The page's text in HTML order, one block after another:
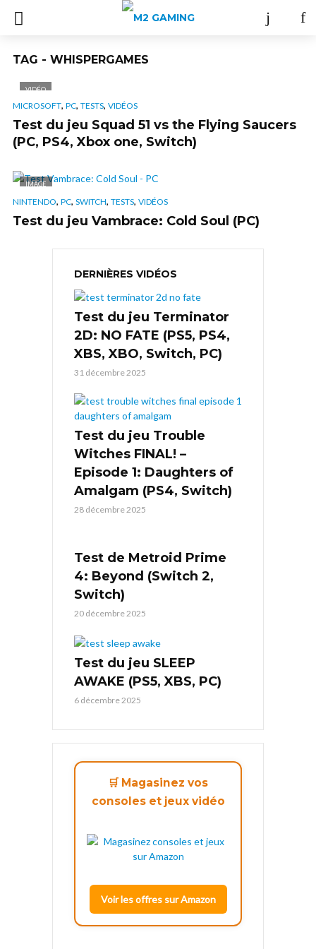
TAG - WHISPERGAMES
VIDÉO
MICROSOFT, PC, TESTS, VIDÉOS
Test du jeu Squad 51 vs the Flying Saucers
(PC, PS4, Xbox one, Switch)
IMAGE
NINTENDO, PC, SWITCH, TESTS, VIDÉOS
Test du jeu Vambrace: Cold Soul (PC)
DERNIÈRES VIDÉOS
Test du jeu Terminator
2D: NO FATE (PS5, PS4,
XBS, XBO, Switch, PC)
31 décembre 2025
Test du jeu Trouble
Witches FINAL! –
Episode 1: Daughters of
Amalgam (PS4, Switch)
28 décembre 2025
Test de Metroid Prime
4: Beyond (Switch 2,
Switch)
20 décembre 2025
Test du jeu SLEEP
AWAKE (PS5, XBS, PC)
6 décembre 2025
🛒 Magasinez vos
consoles et jeux vidéo
Voir les offres sur Amazon